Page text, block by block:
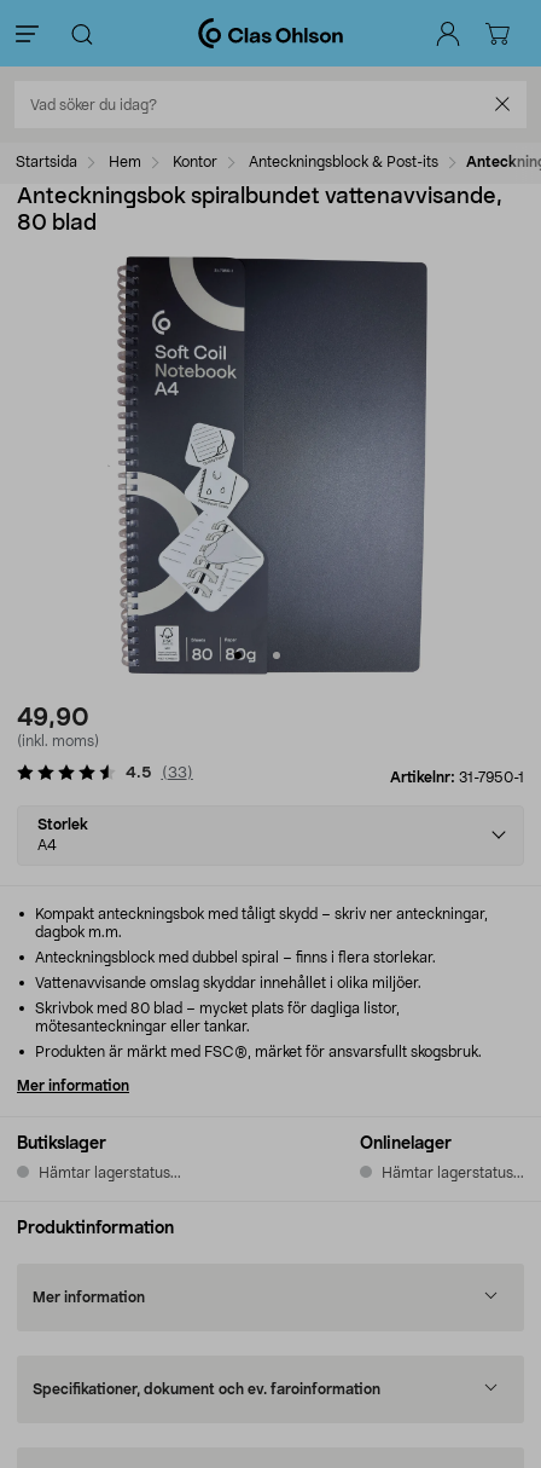
Startsida Hem Kontor Anteckningsblock & Post-its
Anteckningsbok spiralbundet vattenavvisande,
80 blad
49,90
(inkl. moms)
Artikelnr: 31-7950-1
4.5 (33)
Select
variant
Storlek
A4
Butikslager
Hämtar lagerstatus...
Onlinelager
Hämtar lagerstatus...
Kompakt anteckningsbok med tåligt skydd – skriv ner anteckningar,
dagbok m.m.
Anteckningsblock med dubbel spiral – finns i flera storlekar.
Vattenavvisande omslag skyddar innehållet i olika miljöer.
Skrivbok med 80 blad – mycket plats för dagliga listor,
mötesanteckningar eller tankar.
Produkten är märkt med FSC®, märket för ansvarsfullt skogsbruk.
Mer information
Produktinformation
Mer information
Specifikationer, dokument och ev. faroinformation